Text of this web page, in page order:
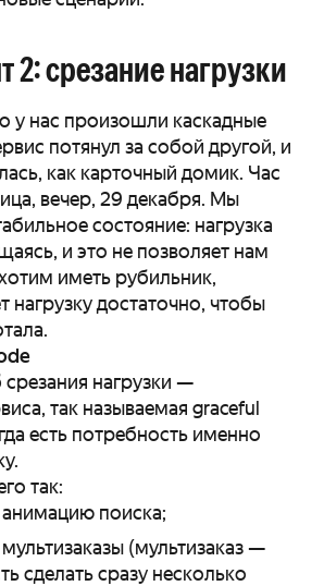
2: срезание нагрузки
у нас произошли каскадные
потянул за собой другой, и
как карточный домик. Час
вечер, 29 декабря. Мы
состояние: нагрузка
и это не позволяет нам
иметь рубильник,
нагрузку достаточно, чтобы
нагрузки —
так называемая graceful
есть потребность именно
так:
поиска;
(мультизаказ —
сделать сразу несколько